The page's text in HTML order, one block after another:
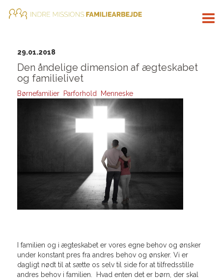
29.01.2018
Den åndelige dimension af ægteskabet
og familielivet
Børnefamilier Parforhold Menneske
I familien og i ægteskabet er vores egne behov og ønsker
under konstant pres fra andres behov og ønsker. Vi er
dagligt nødt til at sætte os selv til side for at tilfredsstille
andres behov i familien. Hvad enten det er børn, der skal